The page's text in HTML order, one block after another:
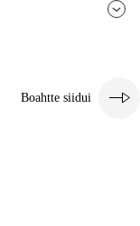
Boahtte siidui